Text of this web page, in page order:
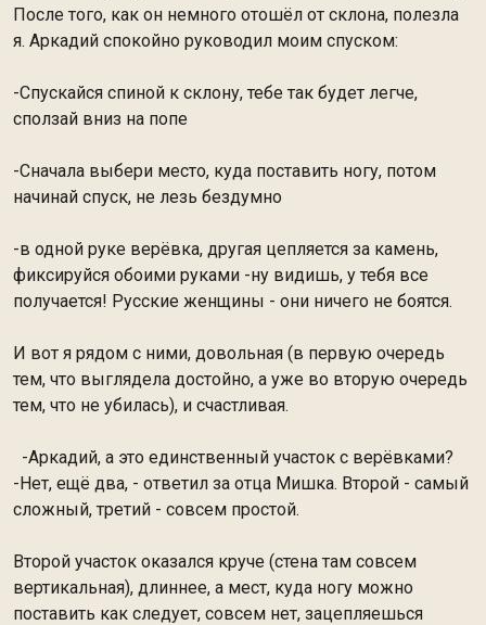
После того, как он немного отошёл от склона, полезла
я. Аркадий спокойно руководил моим спуском:
-Спускайся спиной к склону, тебе так будет легче,
сползай вниз на попе
-Сначала выбери место, куда поставить ногу, потом
начинай спуск, не лезь бездумно
-в одной руке верёвка, другая цепляется за камень,
фиксируйся обоими руками -ну видишь, у тебя все
получается! Русские женщины - они ничего не боятся.
И вот я рядом с ними, довольная (в первую очередь
тем, что выглядела достойно, а уже во вторую очередь
тем, что не убилась), и счастливая.
-Аркадий, а это единственный участок с верёвками?
-Нет, ещё два, - ответил за отца Мишка. Второй - самый
сложный, третий - совсем простой.
Второй участок оказался круче (стена там совсем
вертикальная), длиннее, а мест, куда ногу можно
поставить как следует, совсем нет, зацепляешься